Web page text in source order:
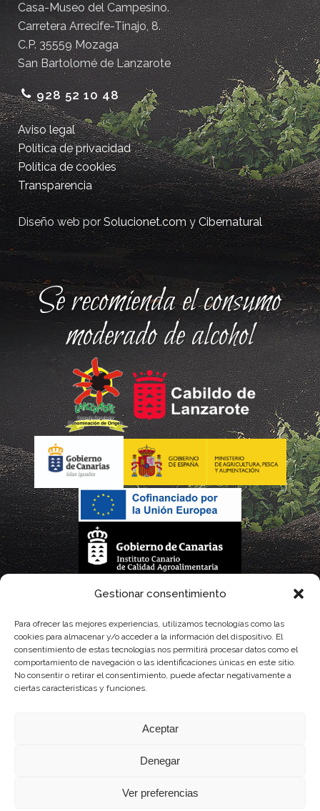
Gestionar consentimiento
Para ofrecer las mejores experiencias, utilizamos tecnologías como las
cookies para almacenar y/o acceder a la información del dispositivo. El
consentimiento de estas tecnologías nos permitirá procesar datos como el
comportamiento de navegación o las identificaciones únicas en este sitio.
No consentir o retirar el consentimiento, puede afectar negativamente a
ciertas características y funciones.
Aceptar
Denegar
Ver preferencias
Casa-Museo del Campesino.
Carretera Arrecife-Tinajo, 8.
C.P. 35559 Mozaga
San Bartolomé de Lanzarote
928 52 10 48
Aviso legal
Política de privacidad
Política de cookies
Transparencia
Diseño web porSolucionet.comyCibernatural
Se recomienda el consumo
moderado de alcohol
La gestión de la DOP Lanzarote realizada por este Consejo Regulador es financiada,
con fondos provenientes del presupuesto de gastos del Instituto Canario de
Calidad Agroalimentaria